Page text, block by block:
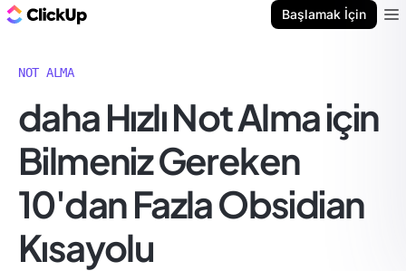
Başlamak İçin
NOT ALMA
daha Hızlı Not Alma için
Bilmeniz Gereken
10'dan Fazla Obsidian
Kısayolu